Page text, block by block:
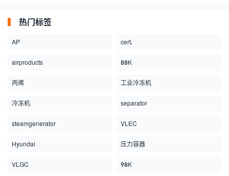
热门标签
AP cert.
airproducts 88K
丙烯 工业冷冻机
冷冻机 separator
steamgenerator VLEC
Hyundai 压力容器
VLGC 98K